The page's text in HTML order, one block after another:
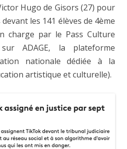
Hugo de Gisors (27) pour
les 141 élèves de 4ème
charge par le Pass Culture
ADAGE, la plateforme
nationale dédiée à la
artistique et culturelle).